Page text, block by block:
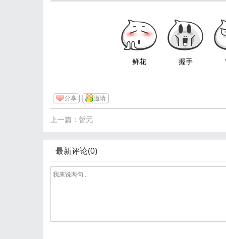
鲜花 握手
分享 邀请
上一篇：暂无
最新评论(0)